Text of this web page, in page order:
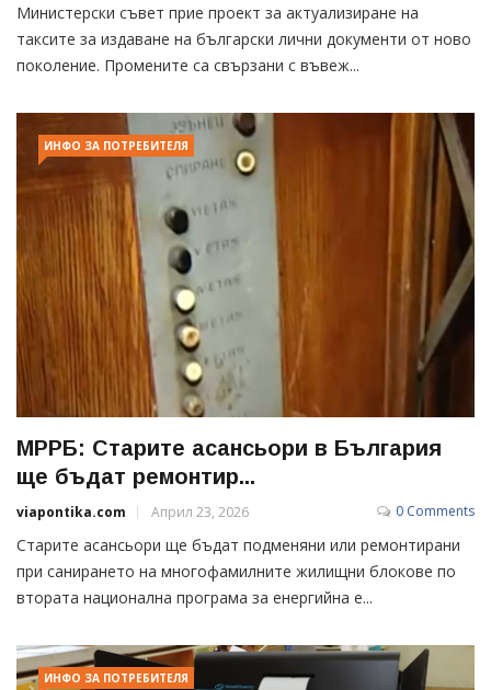
Министерски съвет прие проект за актуализиране на
таксите за издаване на български лични документи от ново
поколение. Промените са свързани с въвеж...
ИНФО ЗА ПОТРЕБИТЕЛЯ
МРРБ: Старите асансьори в България
ще бъдат ремонтир...
viapontika.com Април 23, 2026 0 Comments
Старите асансьори ще бъдат подменяни или ремонтирани
при санирането на многофамилните жилищни блокове по
втората национална програма за енергийна е...
ИНФО ЗА ПОТРЕБИТЕЛЯ